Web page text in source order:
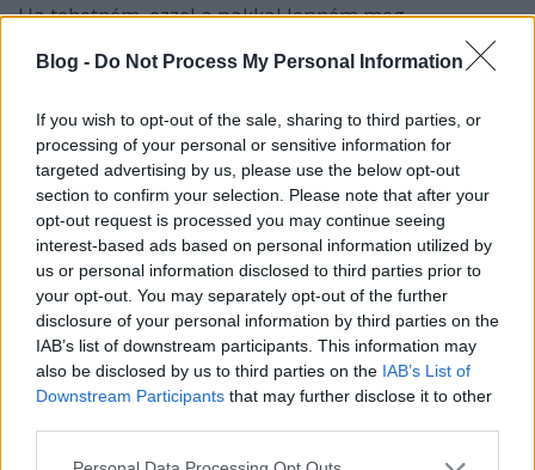
Blog - Do Not Process My Personal Information
If you wish to opt-out of the sale, sharing to third parties, or
processing of your personal or sensitive information for
targeted advertising by us, please use the below opt-out
section to confirm your selection. Please note that after your
opt-out request is processed you may continue seeing
interest-based ads based on personal information utilized by
us or personal information disclosed to third parties prior to
your opt-out. You may separately opt-out of the further
disclosure of your personal information by third parties on the
IAB’s list of downstream participants. This information may
also be disclosed by us to third parties on the IAB’s List of
Downstream Participants that may further disclose it to other
Please note that this website/app uses one or more Google
Ha tehetném, ezzel a pakkal lepném meg
Fashionistát, akinek ma van a születésnapja. Minden
darab tökéletesen passzol hozzá és bármelyiket
Wonder Woman paletta 36 font2. Lancome szájfény
32 dollár3. Marc by Marc Jacobs táska 395…
Valentin napi ajándékötletek
fashionista•2011. február 14.
Említettem már nektek ITT, hogy az eBay
Facebookos rajongói oldalán egy héten át minden
nap fogok nektek Valentin napi ajándékötleteket
adni. Nos, véget is ért ez a rövid ötletbörze, most